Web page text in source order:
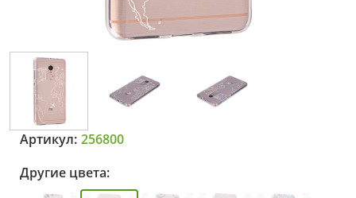
Артикул: 256800
Другие цвета: